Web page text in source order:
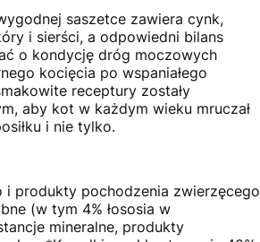
saszetce zawiera cynk,
i sierści, a odpowiedni bilans
o kondycję dróg moczowych
kocięcia po wspaniałego
receptury zostały
aby kot w każdym wieku mruczał
i nie tylko.
i produkty pochodzenia zwierzęcego
(w tym 4% łososia w
mineralne, produkty